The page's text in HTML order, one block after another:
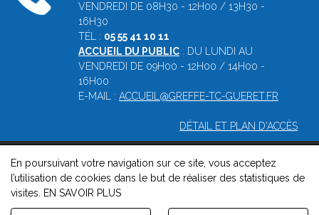
VENDREDI DE 08H30 - 12H00 / 13H30 -
16H30
TÉL : 05 55 41 10 11
ACCUEIL DU PUBLIC : DU LUNDI AU
VENDREDI DE 09H00 - 12H00 / 14H00 -
16H00
E-MAIL : ACCUEIL@GREFFE-TC-GUERET.FR
DÉTAIL ET PLAN D'ACCÈS
© 2026, Greffe du tribunal de commerce de Guéret -Mentions
légales-Contact -Gestion des cookies -Politique de
confidentialité et de cookies
En poursuivant votre navigation sur ce site, vous acceptez
l’utilisation de cookies dans le but de réaliser des statistiques de
visites.
EN SAVOIR PLUS